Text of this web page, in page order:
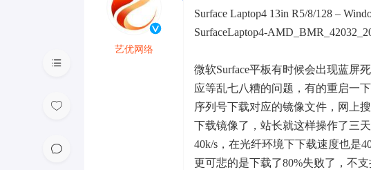
艺优网络
Surface Laptop4 13in R5/8/128 –
SurfaceLaptop4-
微软Surface平板有时候会出现蓝屏
应等乱七八糟的问题，有的重启一
序列号下载对应的镜像文件，网上
下载镜像了，站长就这样操作了三
40k/s，在光纤环境下下载速度也是
更可悲的是下载了80%失败了，不